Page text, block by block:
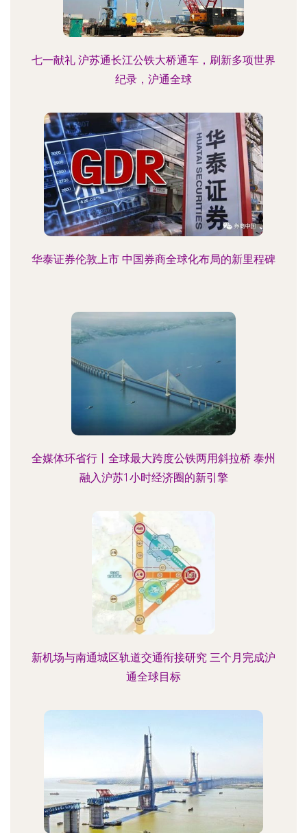
七一献礼 沪苏通长江公铁大桥通车，刷新多项世界
纪录，沪通全球
华泰证券伦敦上市 中国券商全球化布局的新里程碑
全媒体环省行丨全球最大跨度公铁两用斜拉桥 泰州
融入沪苏1小时经济圈的新引擎
新机场与南通城区轨道交通衔接研究 三个月完成沪
通全球目标